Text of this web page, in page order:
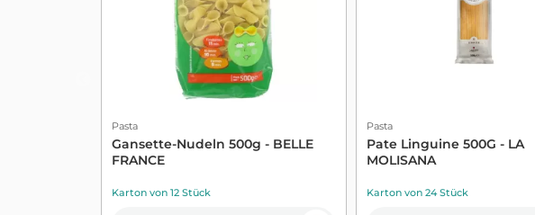
Pasta
Gansette-Nudeln 500g - BELLE
FRANCE
Karton von 12 Stück
Pasta
Pate Linguine 500G - LA
MOLISANA
Karton von 24 Stück